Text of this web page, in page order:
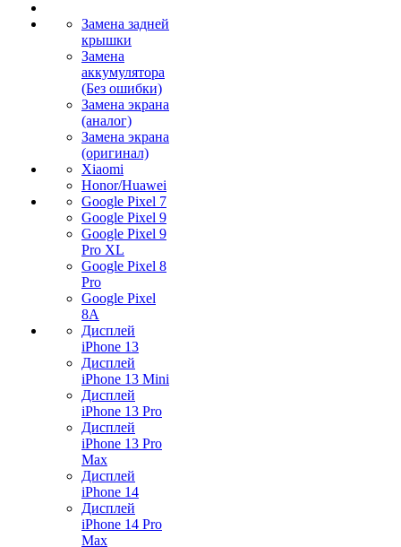
Замена задней
крышки
Замена
аккумулятора
(Без ошибки)
Замена экрана
(аналог)
Замена экрана
(оригинал)
Xiaomi
Honor/Huawei
Google Pixel 7
Google Pixel 9
Google Pixel 9
Pro XL
Google Pixel 8
Pro
Google Pixel
8A
Дисплей
iPhone 13
Дисплей
iPhone 13 Mini
Дисплей
iPhone 13 Pro
Дисплей
iPhone 13 Pro
Max
Дисплей
iPhone 14
Дисплей
iPhone 14 Pro
Max